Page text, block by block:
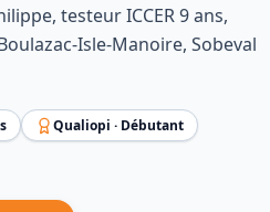
testeur ICCER 9 ans,
Isle-Manoire, Sobeval
Qualiopi · Débutant